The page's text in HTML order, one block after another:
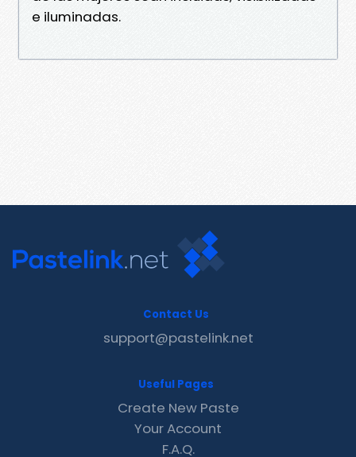
e iluminadas.
Contact Us
support@pastelink.net
Useful Pages
Create New Paste
Your Account
F.A.Q.